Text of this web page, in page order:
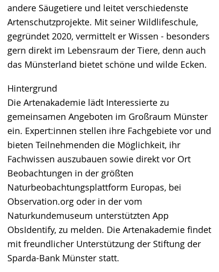
andere Säugetiere und leitet verschiedenste
Artenschutzprojekte. Mit seiner Wildlifeschule,
gegründet 2020, vermittelt er Wissen - besonders
gern direkt im Lebensraum der Tiere, denn auch
das Münsterland bietet schöne und wilde Ecken.
Hintergrund
Die Artenakademie lädt Interessierte zu
gemeinsamen Angeboten im Großraum Münster
ein. Expert:innen stellen ihre Fachgebiete vor und
bieten Teilnehmenden die Möglichkeit, ihr
Fachwissen auszubauen sowie direkt vor Ort
Beobachtungen in der größten
Naturbeobachtungsplattform Europas, bei
Observation.org oder in der vom
Naturkundemuseum unterstützten App
ObsIdentify, zu melden. Die Artenakademie findet
mit freundlicher Unterstützung der Stiftung der
Sparda-Bank Münster statt.